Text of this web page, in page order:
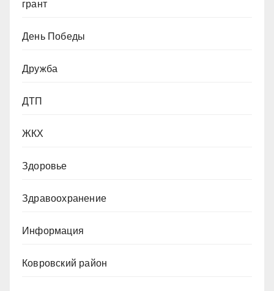
грант
День Победы
Дружба
ДТП
ЖКХ
Здоровье
Здравоохранение
Информация
Ковровский район